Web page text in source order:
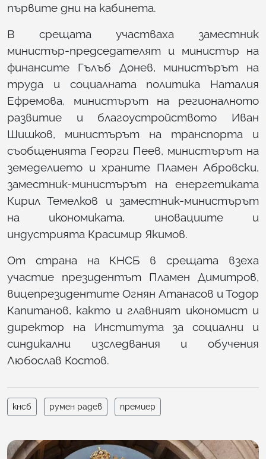
първите дни на кабинета.
В срещата участваха заместник
министър-председателят и министър на
финансите Гълъб Донев, министърът на
труда и социалната политика Наталия
Ефремова, министърът на регионалното
развитие и благоустройството Иван
Шишков, министърът на транспорта и
съобщенията Георги Пеев, министърът на
земеделието и храните Пламен Абровски,
заместник-министърът на енергетиката
Кирил Темелков и заместник-министърът
на икономиката, иновациите и
индустрията Красимир Якимов.
От страна на КНСБ в срещата взеха
участие президентът Пламен Димитров,
вицепрезидентите Огнян Атанасов и Тодор
Капитанов, както и главният икономист и
директор на Института за социални и
синдикални изследвания и обучения
Любослав Костов.
кнсб румен радев премиер